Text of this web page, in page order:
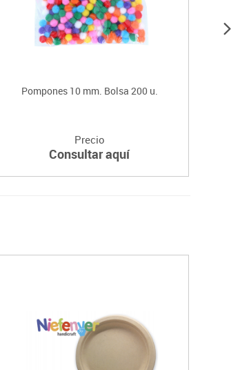
Pompones 10 mm. Bolsa 200 u.
Precio
Consultar aquí